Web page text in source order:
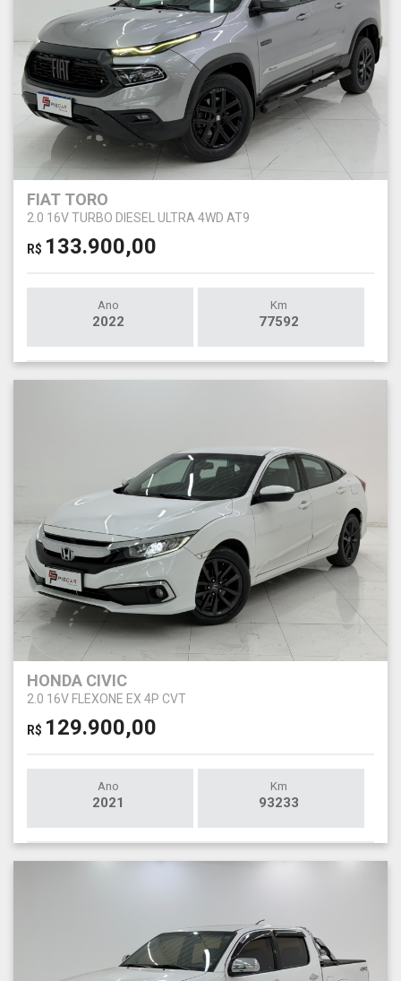
FIAT TORO
2.0 16V TURBO DIESEL ULTRA 4WD AT9
R$ 133.900,00
Ano
2022
Km
77592
HONDA CIVIC
2.0 16V FLEXONE EX 4P CVT
R$ 129.900,00
Ano
2021
Km
93233